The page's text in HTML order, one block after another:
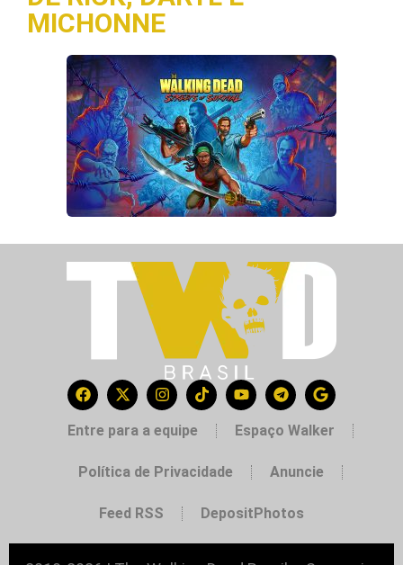
MICHONNE
Entre para a equipe Espaço Walker
Política de Privacidade Anuncie
Feed RSS DepositPhotos